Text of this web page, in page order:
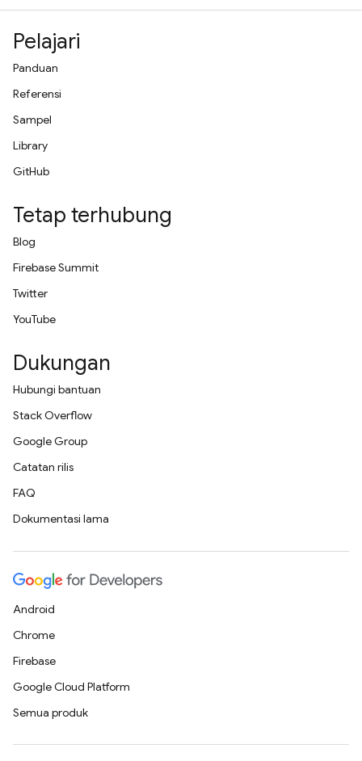
Pelajari
Panduan
Referensi
Sampel
Library
GitHub
Tetap terhubung
Blog
Firebase Summit
Twitter
YouTube
Dukungan
Hubungi bantuan
Stack Overflow
Google Group
Catatan rilis
FAQ
Dokumentasi lama
Android
Chrome
Firebase
Google Cloud Platform
Semua produk